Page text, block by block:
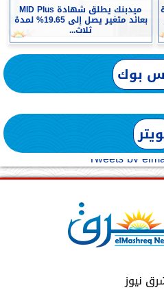
ميدبنك يطلق شهادة MID Plus
بعائد متغير يصل إلى 19.65% لمدة
ثلاث...
بوك
Tweets by
نيوز